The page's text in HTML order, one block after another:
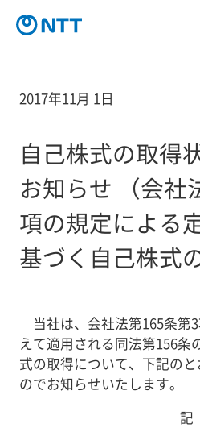
2017年11月 1日
自己株式の取得
お知らせ （会社
項の規定による
基づく自己株式
当社は、会社法第165条第
えて適用される同法第156条
式の取得について、下記の
のでお知らせいたします。
記